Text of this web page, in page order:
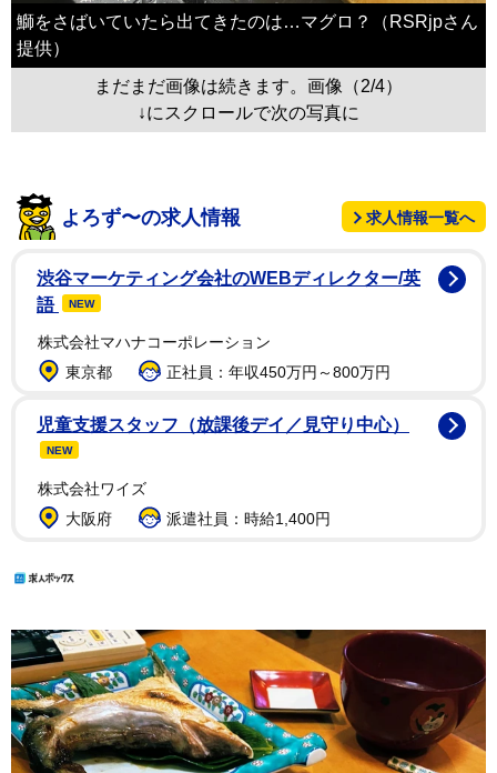
鰤をさばいていたら出てきたのは…マグロ？（RSRjpさん
提供）
まだまだ画像は続きます。画像（2/4）
↓にスクロールで次の写真に
よろず〜の求人情報 求人情報一覧へ
渋谷マーケティング会社のWEBディレクター/英
語
NEW
株式会社マハナコーポレーション
東京都
正社員：年収450万円～800万円
児童支援スタッフ（放課後デイ／見守り中心）
NEW
株式会社ワイズ
大阪府
派遣社員：時給1,400円